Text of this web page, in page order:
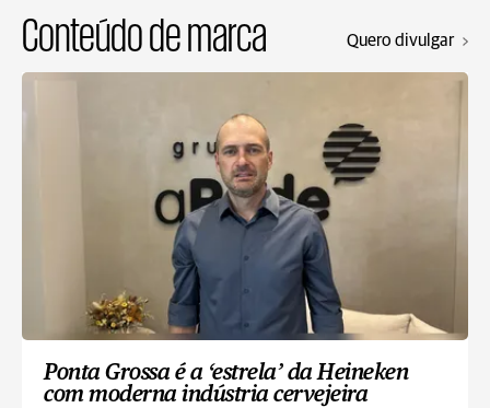
Conteúdo de marca Quero divulgar
Ponta Grossa é a ‘estrela’ da Heineken
com moderna indústria cervejeira